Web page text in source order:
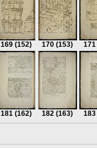
169 (152) 170 (153) 171
181 (162) 182 (163) 183